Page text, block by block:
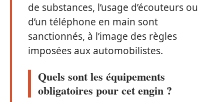
de substances, l’usage d’écouteurs ou
d’un téléphone en main sont
sanctionnés, à l’image des règles
imposées aux automobilistes.
Quels sont les équipements
obligatoires pour cet engin ?